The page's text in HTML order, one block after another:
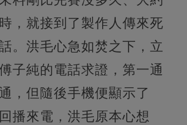
，就接到了製作人傳來死
。洪毛心急如焚之下，立
子純的電話求證，第一通
，但隨後手機便顯示了
播來電，洪毛原本心想